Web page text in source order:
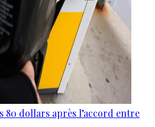
80 dollars après l’accord entre